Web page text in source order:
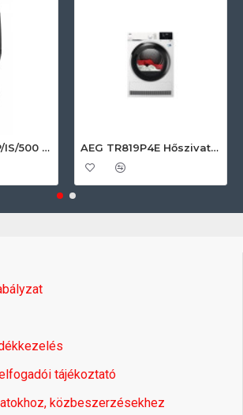
VILPE VILPE 125P/IS/500 FLOW tetőszellőző, fekete Szellőztető ventilátor tartozékok AEG TR819P4E Hőszivattyús szárítógép
tájékoztató
közbeszerzésekhez